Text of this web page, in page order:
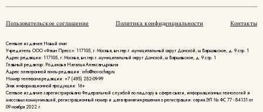
Пользовательское соглашение Политика конфиденциальности Контакты
Сетевое издание Новый очаг
Учредитель ООО «Фэшн Пресс»: 117105, г. Москва, вн.тер.г. муниципальный округ Донской, ш Варшавское, д. 9 стр. 1
Адрес редакции: 117105, г. Москва, вн.тер.г. муниципальный округ Донской, ш Варшавское, д. 9 стр. 1
Главный редактор: Родикова Наталья Александровна
Адрес электронной почты редакции: info@novochag.ru
Номер телефона редакции: +7 (495) 252-09-99
Знак информационной продукции: 16+
Cетевое издание зарегистрировано Федеральной службой по надзору в сфере связи, информационных технологий и
массовых коммуникаций, регистрационный номер и дата принятия решения о регистрации: серия ЭЛ № ФС 77 - 84131 от
09 ноября 2022 г.